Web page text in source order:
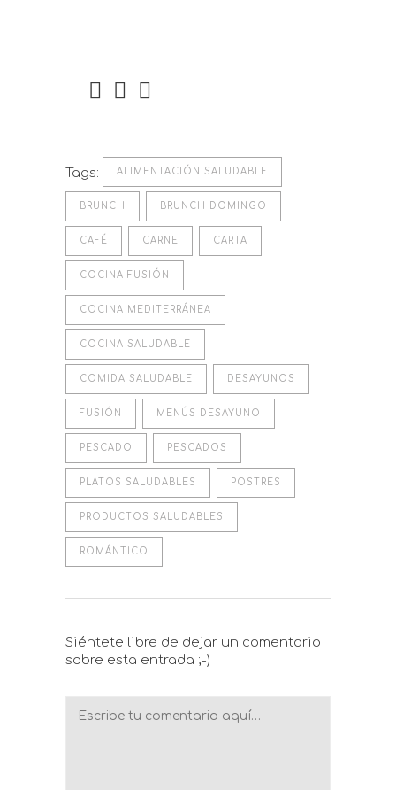
Tags: ALIMENTACIÓN SALUDABLE
BRUNCH BRUNCH DOMINGO
CAFÉ CARNE CARTA
COCINA FUSIÓN
COCINA MEDITERRÁNEA
COCINA SALUDABLE
COMIDA SALUDABLE DESAYUNOS
FUSIÓN MENÚS DESAYUNO
PESCADO PESCADOS
PLATOS SALUDABLES POSTRES
PRODUCTOS SALUDABLES
ROMÁNTICO
Siéntete libre de dejar un comentario
sobre esta entrada ;-)